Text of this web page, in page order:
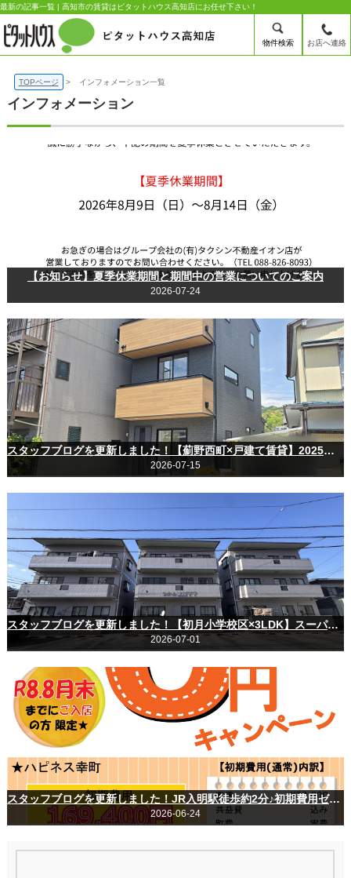
最新の記事一覧 | 高知市の賃貸はピタットハウス高知店にお任せ下さい！
物件検索 お店へ連絡
TOPページ インフォメーション一覧
インフォメーション
【お知らせ】夏季休業期間と期間中の営業についてのご案内
2026-07-24
スタッフブログを更新しました！【薊野西町×戸建て賃貸】2025年築のペット可物件
2026-07-15
スタッフブログを更新しました！【初月小学校区×3LDK】スーパー徒歩3分のファミリー物件
2026-07-01
スタッフブログを更新しました！JR入明駅徒歩約2分♪初期費用ゼロキャンペーン実施中！
2026-06-24